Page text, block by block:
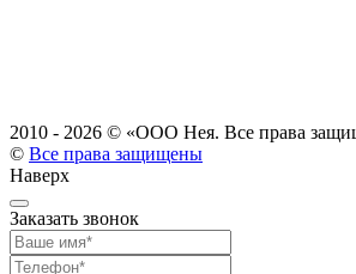
2010 - 2026 © «ООО Нея. Все права
© Все права защищены
Наверх
Заказать звонок